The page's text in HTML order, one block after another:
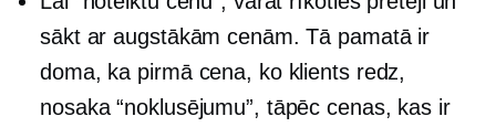
sākt ar augstākām cenām. Tā pamatā ir
doma, ka pirmā cena, ko klients redz,
nosaka “noklusējumu”, tāpēc cenas, kas ir